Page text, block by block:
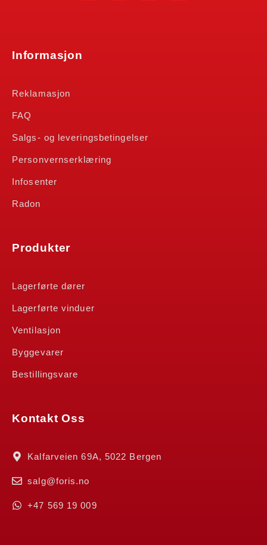
Informasjon
Reklamasjon
FAQ
Salgs- og leveringsbetingelser
Personvernserklæring
Infosenter
Radon
Produkter
Lagerførte dører
Lagerførte vinduer
Ventilasjon
Byggevarer
Bestillingsvare
Kontakt Oss
Kalfarveien 69A, 5022 Bergen
salg@foris.no
+47 569 19 009